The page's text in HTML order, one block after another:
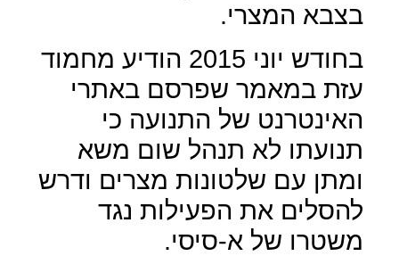
בצבא המצרי.
בחודש יוני 2015 הודיע מחמוד
עזת במאמר שפרסם באתרי
האינטרנט של התנועה כי
תנועתו לא תנהל שום משא
ומתן עם שלטונות מצרים ודרש
להסלים את הפעילות נגד
משטרו של א-סיסי.